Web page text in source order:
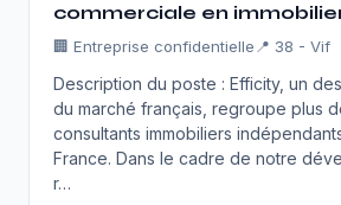
commerciale en
🏢 Entreprise confidentielle 📍 38 - Vif
Description du poste : Efficity, un
du marché français, regroupe plus
consultants immobiliers
France. Dans le cadre de notre
r…